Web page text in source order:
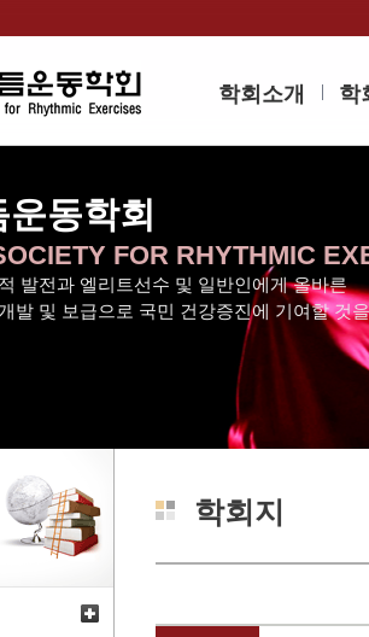
학회소개 학
동학회
FOR RHYTHMIC
발전과 엘리트선수 및 일반인에게 올바른
발 및 보급으로 국민 건강증진에 기여할 것
학회지